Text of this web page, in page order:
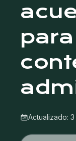
Actualizado: